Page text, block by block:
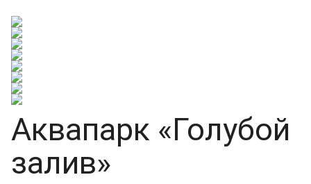
Аквапарк «Голубой
залив»